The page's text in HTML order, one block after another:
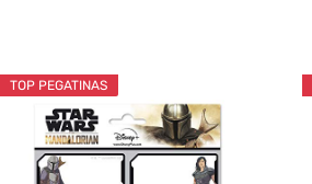
TOP PEGATINAS